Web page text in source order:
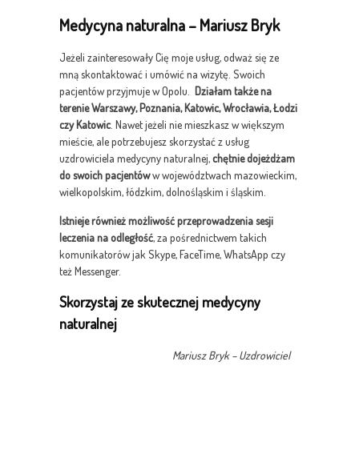
Medycyna naturalna – Mariusz Bryk
Jeżeli zainteresowały Cię moje usług, odważ się ze
mną skontaktować i umówić na wizytę. Swoich
pacjentów przyjmuje w Opolu. Działam także na
terenie Warszawy, Poznania, Katowic, Wrocławia, Łodzi
czy Katowic. Nawet jeżeli nie mieszkasz w większym
mieście, ale potrzebujesz skorzystać z usług
uzdrowiciela medycyny naturalnej,chętnie dojeżdżam
do swoich pacjentóww województwach mazowieckim,
wielkopolskim, łódzkim, dolnośląskim i śląskim.
Istnieje również możliwość przeprowadzenia sesji
leczenia na odległość, za pośrednictwem takich
komunikatorów jak Skype, FaceTime, WhatsApp czy
też Messenger.
Skorzystaj ze skutecznej medycyny
naturalnej
Mariusz Bryk – Uzdrowiciel